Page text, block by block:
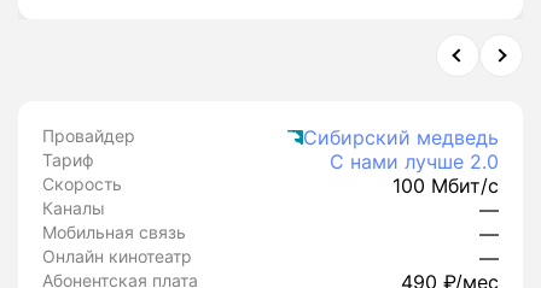
Провайдер Сибирский медведь
Тариф С нами лучше 2.0
Скорость 100 Мбит/с
Каналы —
Мобильная связь —
Онлайн кинотеатр —
Абонентская плата 490 ₽/мес